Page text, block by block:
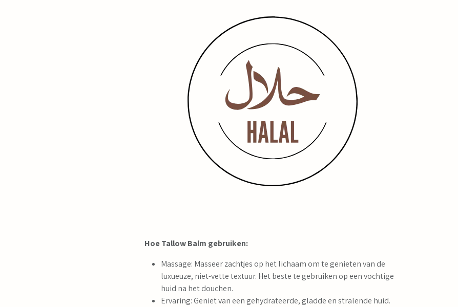
Hoe Tallow Balm gebruiken:
Massage: Masseer zachtjes op het lichaam om te genieten van de
luxueuze, niet-vette textuur. Het beste te gebruiken op een vochtige
huid na het douchen.
Ervaring: Geniet van een gehydrateerde, gladde en stralende huid.